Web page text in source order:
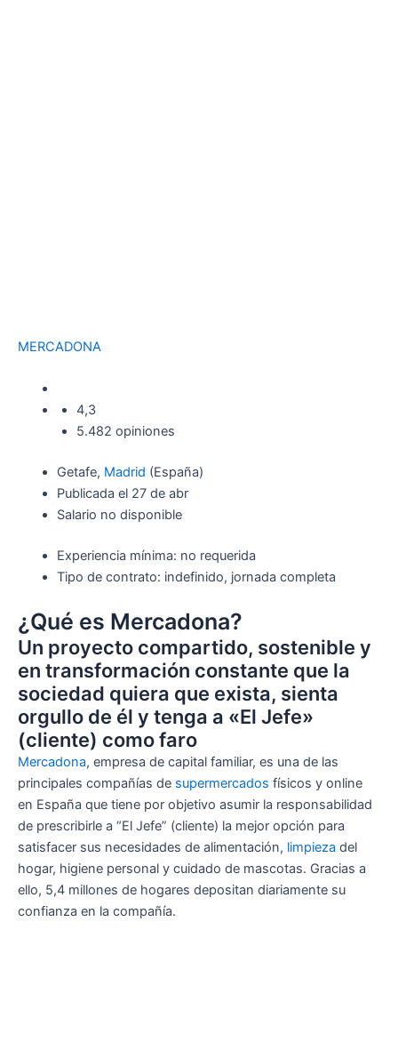
MERCADONA
4,3
5.482 opiniones
Getafe, Madrid (España)
Publicada el 27 de abr
Salario no disponible
Experiencia mínima: no requerida
Tipo de contrato: indefinido, jornada completa
¿Qué es Mercadona?
Un proyecto compartido, sostenible y
en transformación constante que la
sociedad quiera que exista, sienta
orgullo de él y tenga a «El Jefe»
(cliente) como faro
Mercadona, empresa de capital familiar, es una de las
principales compañías de supermercados físicos y online
en España que tiene por objetivo asumir la responsabilidad
de prescribirle a “El Jefe” (cliente) la mejor opción para
satisfacer sus necesidades de alimentación, limpieza del
hogar, higiene personal y cuidado de mascotas. Gracias a
ello, 5,4 millones de hogares depositan diariamente su
confianza en la compañía.